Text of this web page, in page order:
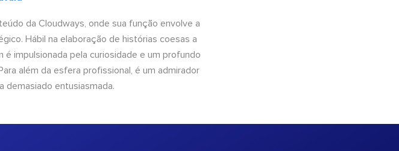
da Cloudways, onde sua função envolve a
Hábil na elaboração de histórias coesas a
é impulsionada pela curiosidade e um profundo
além da esfera profissional, é um admirador
demasiado entusiasmada.